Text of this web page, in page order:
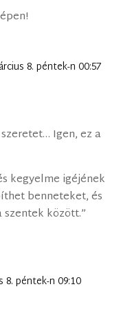
8. péntek-n 00:57
Igen, ez a
kegyelme igéjének
benneteket, és
között.”
8. péntek-n 09:10